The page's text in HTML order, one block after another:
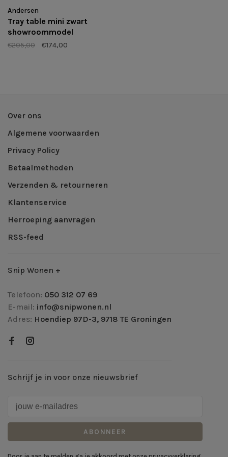
Andersen
Tray table mini zwart
showroommodel
€205,00 €174,00
Over ons
Algemene voorwaarden
Privacy Policy
Betaalmethoden
Verzenden & retourneren
Klantenservice
Herroeping aanvragen
RSS-feed
Snip Wonen +
Telefoon: 050 312 07 69
E-mail: info@snipwonen.nl
Adres: Hoendiep 97D-3, 9718 TE Groningen
Schrijf je in voor onze nieuwsbrief
ABONNEER